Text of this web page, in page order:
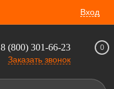
Вход
8 (800) 301-66-23
Заказать звонок
0